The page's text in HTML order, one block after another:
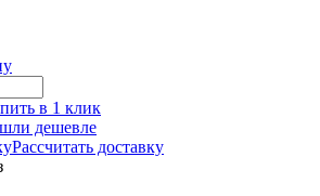
в 1 клик
дешевле
Рассчитать доставку